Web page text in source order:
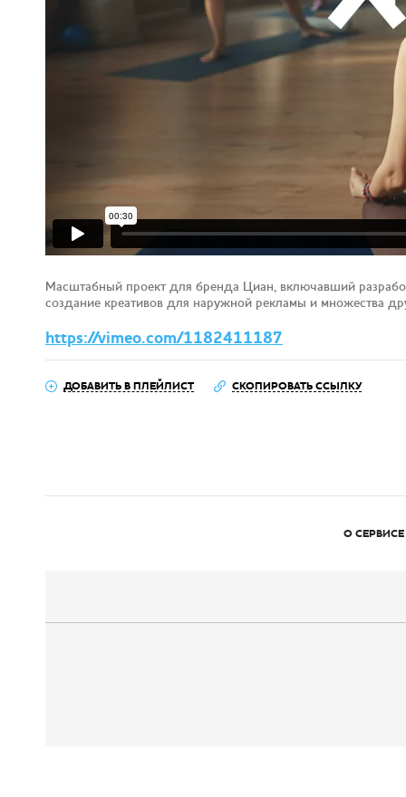
Масштабный проект для бренда Циан, включавший
создание креативов для наружной рекламы и множества
https://vimeo.com/1182411187
ДОБАВИТЬ В ПЛЕЙЛИСТ СКОПИРОВАТЬ ССЫЛКУ
О СЕРВИСЕ